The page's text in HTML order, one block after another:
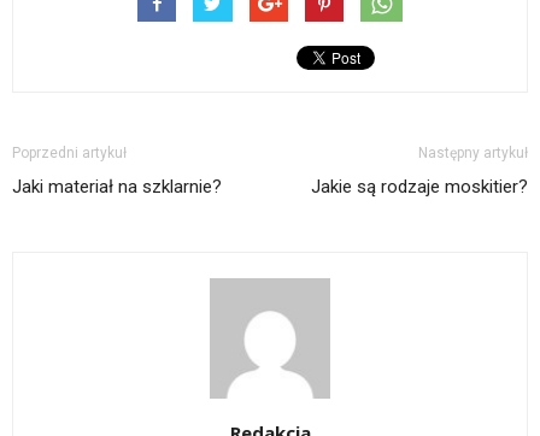
Poprzedni artykuł
Jaki materiał na szklarnie?
Następny artykuł
Jakie są rodzaje moskitier?